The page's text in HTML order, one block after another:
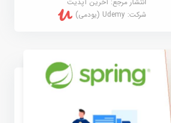
شرکت:Udemy (یودمی)